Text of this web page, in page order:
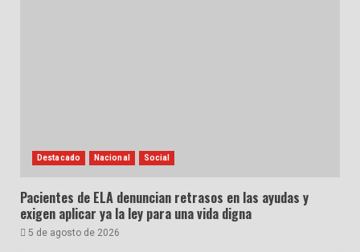
Destacado Nacional Social
Pacientes de ELA denuncian retrasos en las ayudas y
exigen aplicar ya la ley para una vida digna
5 de agosto de 2026